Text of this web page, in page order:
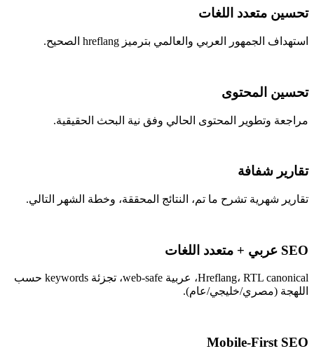
تحسين متعدد اللغات
استهداف الجمهور العربي والعالمي بترميز hreflang الصحيح.
تحسين المحتوى
مراجعة وتطوير المحتوى الحالي وفق نية البحث الحقيقية.
تقارير شفافة
تقارير شهرية تشرح ما تم، النتائج المحققة، وخطة الشهر التالي.
SEO عربي + متعدد اللغات
Hreflang، RTL canonical، عربية web-safe، تجزئة keywords حسب
اللهجة (مصري/خليجي/عام).
Mobile-First SEO